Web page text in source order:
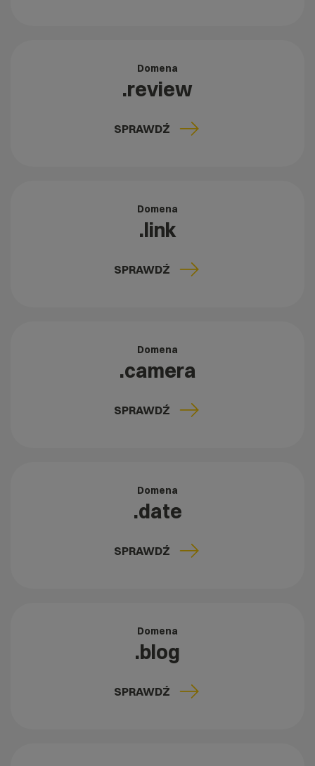
Domena
.review
SPRAWDŹ
Domena
.link
SPRAWDŹ
Domena
.camera
SPRAWDŹ
Domena
.date
SPRAWDŹ
Domena
.blog
SPRAWDŹ